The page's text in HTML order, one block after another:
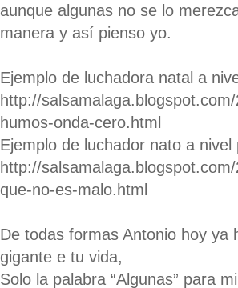
aunque algunas no se lo
manera y así pienso yo.
Ejemplo de luchadora natal a
http://
humos-onda-cero.html
Ejemplo de luchador nato a nivel
http://
que-no-es-malo.html
De todas formas Antonio hoy ya
gigante e tu vida,
Solo la palabra “Algunas” para